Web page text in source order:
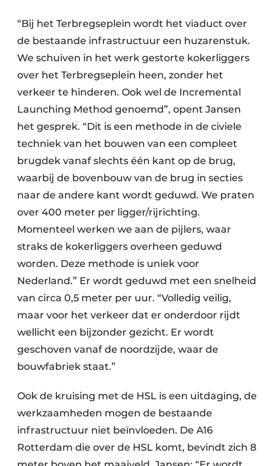
“Bij het Terbregseplein wordt het viaduct over
de bestaande infrastructuur een huzarenstuk.
We schuiven in het werk gestorte kokerliggers
over het Terbregseplein heen, zonder het
verkeer te hinderen. Ook wel de Incremental
Launching Method genoemd”, opent Jansen
het gesprek. “Dit is een methode in de civiele
techniek van het bouwen van een compleet
brugdek vanaf slechts één kant op de brug,
waarbij de bovenbouw van de brug in secties
naar de andere kant wordt geduwd. We praten
over 400 meter per ligger/rijrichting.
Momenteel werken we aan de pijlers, waar
straks de kokerliggers overheen geduwd
worden. Deze methode is uniek voor
Nederland.” Er wordt geduwd met een snelheid
van circa 0,5 meter per uur. “Volledig veilig,
maar voor het verkeer dat er onderdoor rijdt
wellicht een bijzonder gezicht. Er wordt
geschoven vanaf de noordzijde, waar de
bouwfabriek staat.”
Ook de kruising met de HSL is een uitdaging, de
werkzaamheden mogen de bestaande
infrastructuur niet beïnvloeden. De A16
Rotterdam die over de HSL komt, bevindt zich 8